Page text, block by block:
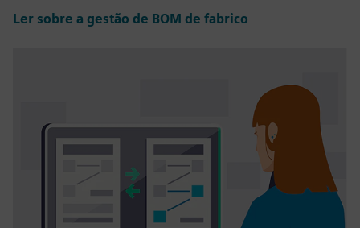
Ler sobre a gestão de BOM de fabrico